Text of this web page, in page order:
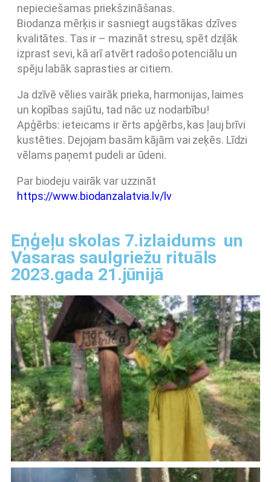
nepieciešamas priekšzināšanas.
Biodanza mērķis ir sasniegt augstākas dzīves
kvalitātes. Tas ir – mazināt stresu, spēt dziļāk
izprast sevi, kā arī atvērt radošo potenciālu un
spēju labāk saprasties ar citiem.
Ja dzīvē vēlies vairāk prieka, harmonijas, laimes
un kopības sajūtu, tad nāc uz nodarbību!
Apģērbs: ieteicams ir ērts apģērbs, kas ļauj brīvi
kustēties. Dejojam basām kājām vai zeķēs. Līdzi
vēlams paņemt pudeli ar ūdeni.
Par biodeju vairāk var uzzināt
https://www.biodanzalatvia.lv/lv
Eņģeļu skolas 7.izlaidums un
Vasaras saulgriežu rituāls
2023.gada 21.jūnijā